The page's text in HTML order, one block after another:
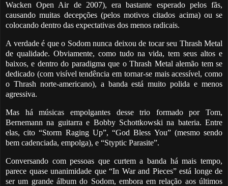
Wacken Open Air de 2007), era bastante esperado pelos fãs,
causando muitas decepções (pelos motivos citados acima) ou se
colocando dentro das expectativas dos menos radicais.
A verdade é que o Sodom nunca deixou de tocar seu Thrash Metal
de qualidade. Obviamente, como tudo na vida, tem seus altos e
baixos, e dentro do paradigma que o Thrash Metal alemão tem se
dedicado (com visível tendência em tornar-se mais acessível, como
o Thrash norte-americano), a banda está muito polida e menos
agressiva.
Mas há músicas empolgantes desse trio formado por Tom,
Bernemann na guitarra e Bobby Schottkowski na bateria. Entre
elas, cito “Storm Raging Up”, “God Bless You” (mesmo sendo
bem cadenciada, empolga), e “Styptic Parasite”.
Conversando com pessoas que curtem a banda há mais tempo,
parece quase unanimidade que “In War and Pieces” está longe de
ser um grande álbum do Sodom, embora em relação aos últimos